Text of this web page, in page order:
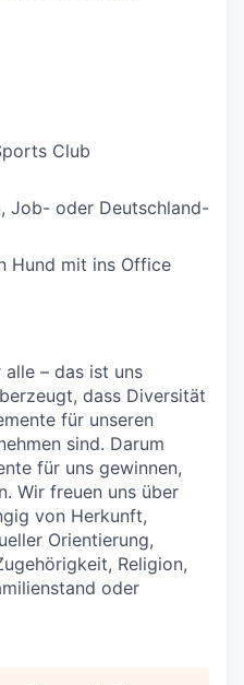
Club
Job- oder Deutschland-
Hund mit ins Office
– das ist uns
dass Diversität
für unseren
sind. Darum
für uns gewinnen,
Wir freuen uns über
von Herkunft,
Orientierung,
Religion,
oder